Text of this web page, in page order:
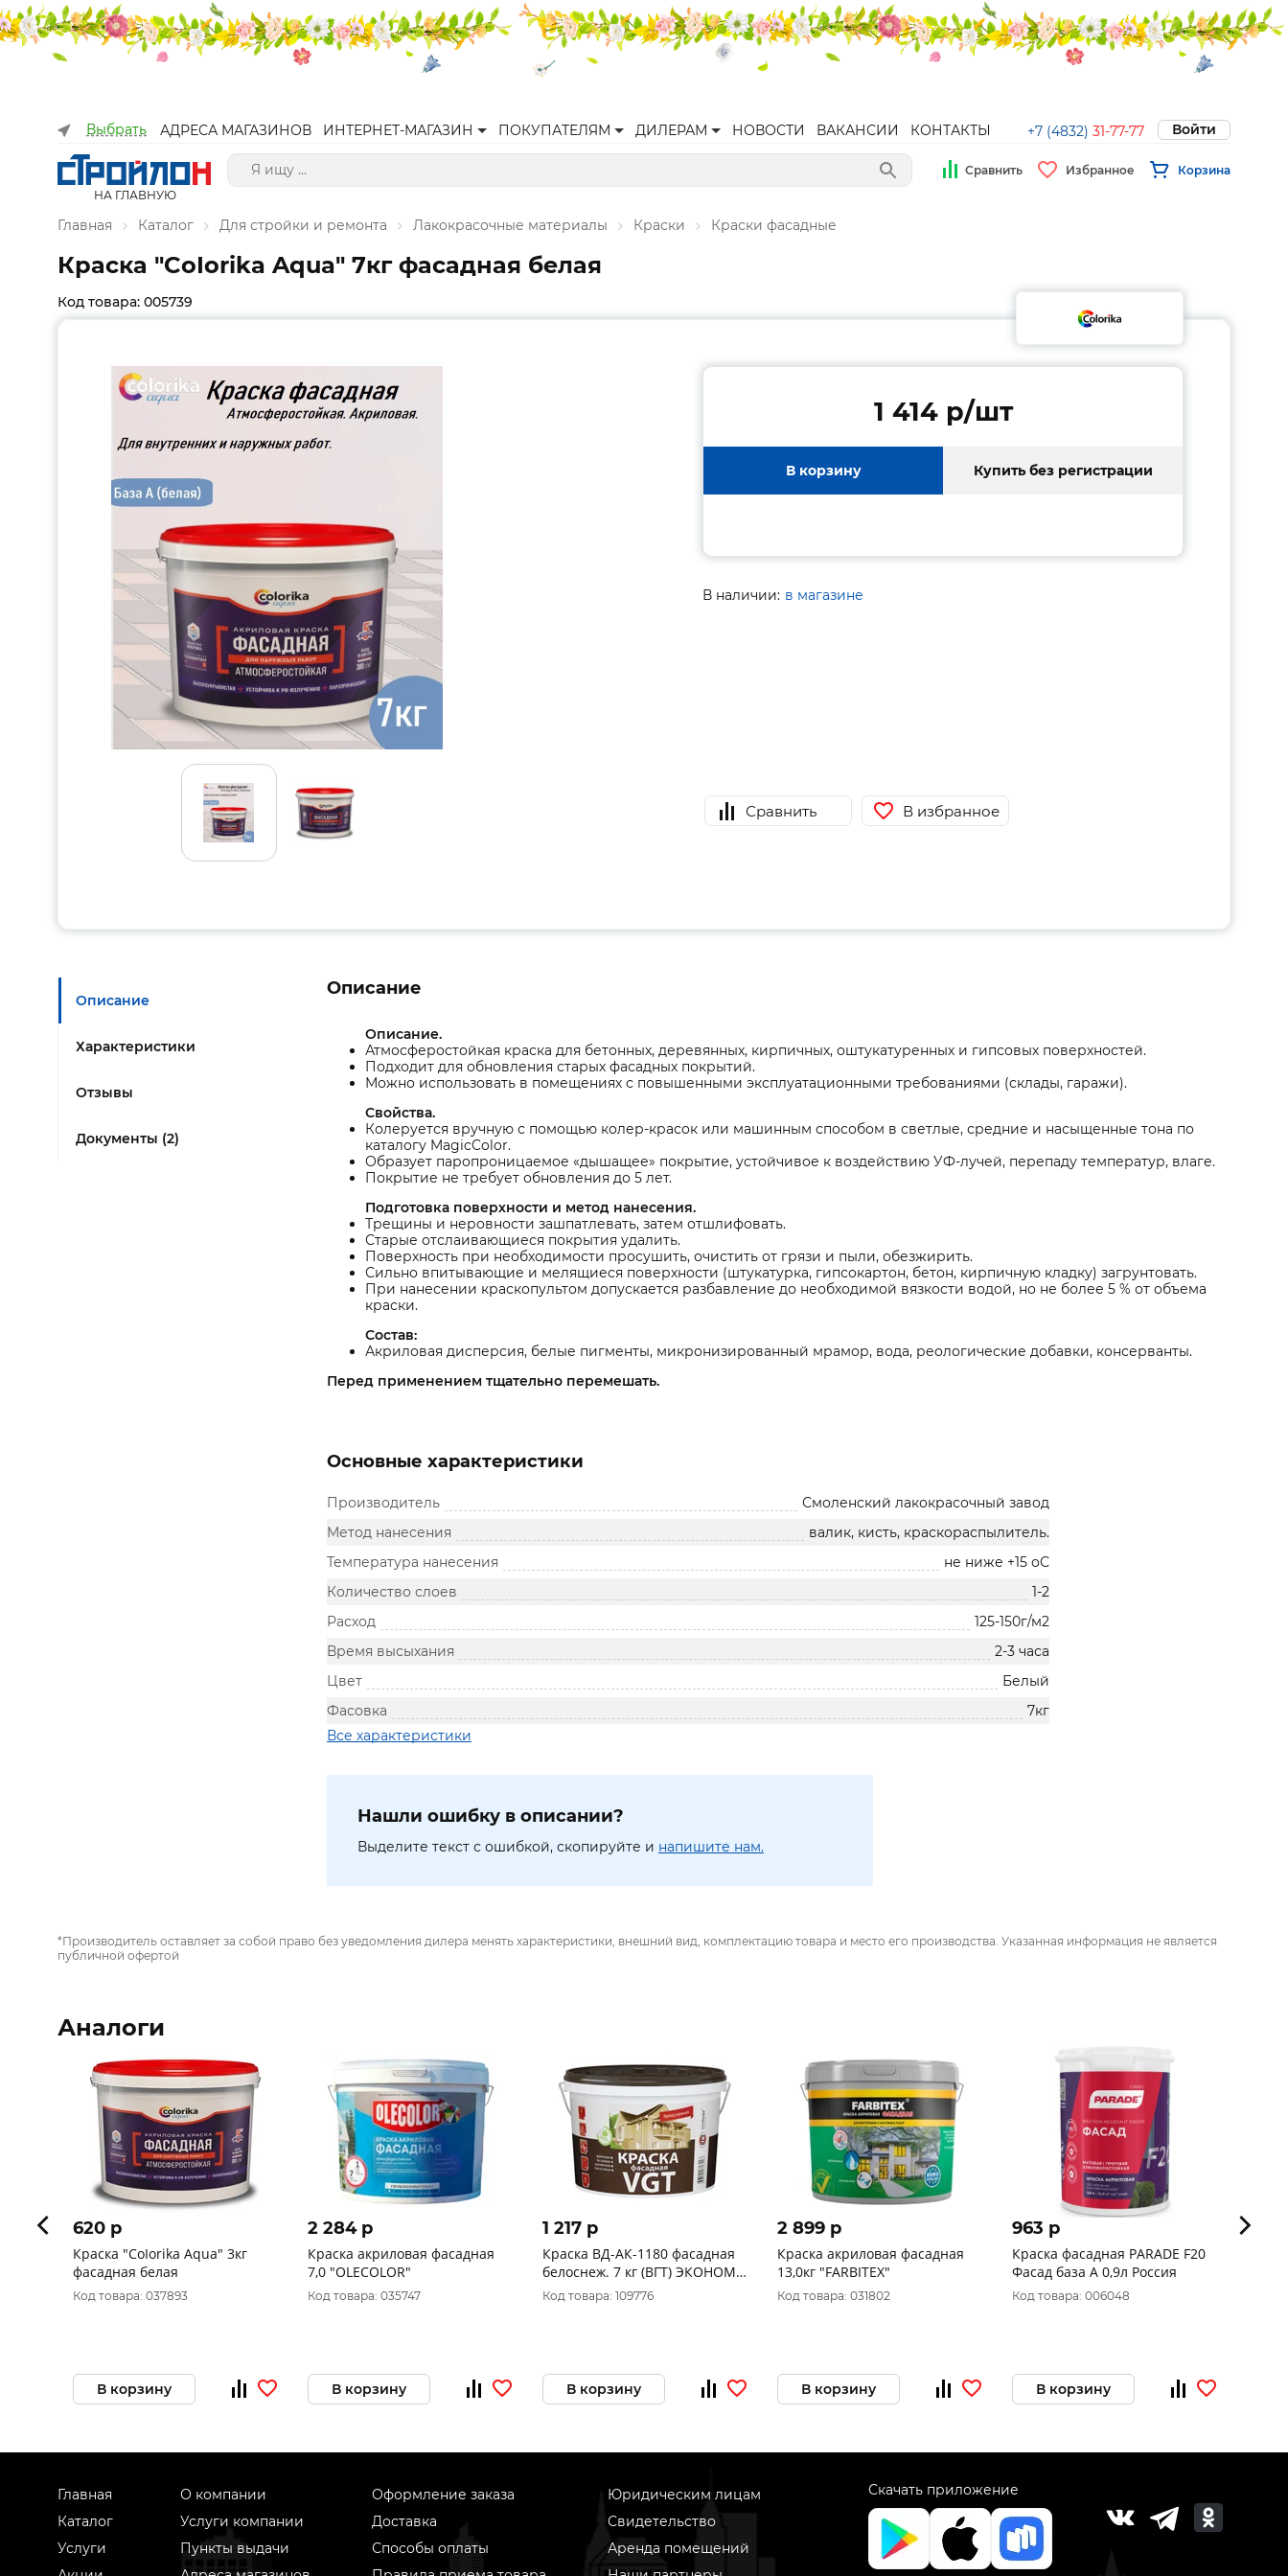
Выбрать АДРЕСА МАГАЗИНОВ ИНТЕРНЕТ-МАГАЗИН ПОКУПАТЕЛЯМ ДИЛЕРАМ НОВОСТИ ВАКАНСИИ КОНТАКТЫ +7 (4832) 31-77-77 Войти
НА ГЛАВНУЮ
Сравнить Избранное Корзина
Главная Каталог Для стройки и ремонта Лакокрасочные материалы Краски Краски фасадные
Краска "CoIorika Aqua" 7кг фасадная белая
Код товара: 005739
1 414 p/шт
В корзину Купить без регистрации
В наличии: в магазине
Сравнить В избранное
Описание
Характеристики
Отзывы
Документы (2)
Описание
Описание.
Атмосферостойкая краска для бетонных, деревянных, кирпичных, оштукатуренных и гипсовых поверхностей.
Подходит для обновления старых фасадных покрытий.
Можно использовать в помещениях с повышенными эксплуатационными требованиями (склады, гаражи).
Свойства.
Колеруется вручную с помощью колер-красок или машинным способом в светлые, средние и насыщенные тона по
каталогу MagicColor.
Образует паропроницаемое «дышащее» покрытие, устойчивое к воздействию УФ-лучей, перепаду температур, влаге.
Покрытие не требует обновления до 5 лет.
Подготовка поверхности и метод нанесения.
Трещины и неровности зашпатлевать, затем отшлифовать.
Старые отслаивающиеся покрытия удалить.
Поверхность при необходимости просушить, очистить от грязи и пыли, обезжирить.
Сильно впитывающие и мелящиеся поверхности (штукатурка, гипсокартон, бетон, кирпичную кладку) загрунтовать.
При нанесении краскопультом допускается разбавление до необходимой вязкости водой, но не более 5 % от объема
краски.
Состав:
Акриловая дисперсия, белые пигменты, микронизированный мрамор, вода, реологические добавки, консерванты.
Перед применением тщательно перемешать.
Основные характеристики
Производитель
Смоленский лакокрасочный завод
Метод нанесения
валик, кисть, краскораспылитель.
Температура нанесения
не ниже +15 оС
Количество слоев
1-2
Расход
125-150г/м2
Время высыхания
2-3 часа
Цвет
Белый
Фасовка
7кг
Все характеристики
Нашли ошибку в описании?
Выделите текст с ошибкой, скопируйте и напишите нам.
*Производитель оставляет за собой право без уведомления дилера менять характеристики, внешний вид, комплектацию товара и место его производства. Указанная информация не является
публичной офертой
Аналоги
620 p
Краска "CoIorika Aqua" 3кг
фасадная белая
Код товара: 037893
В корзину
2 284 p
Краска акриловая фасадная
7,0 "OLECOLOR"
Код товара: 035747
В корзину
1 217 p
Краска ВД-АК-1180 фасадная
белоснеж. 7 кг (ВГТ) ЭКОНОМ/
БЕЛАЯ
Код товара: 109776
В корзину
2 899 p
Краска акриловая фасадная
13,0кг "FARBITEX"
Код товара: 031802
В корзину
963 p
Краска фасадная PARADE F20
Фасад база А 0,9л Россия
Код товара: 006048
В корзину
2
Главная
Каталог
Услуги
О компании
Услуги компании
Пункты выдачи
Оформление заказа
Доставка
Способы оплаты
Юридическим лицам
Свидетельство
Аренда помещений
Скачать приложение